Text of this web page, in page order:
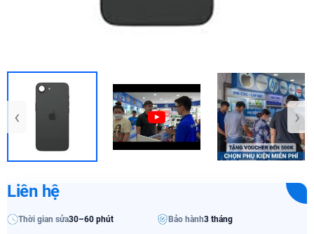
‹ ›
Liên hệ
Thời gian sửa30–60 phút Bảo hành3 tháng